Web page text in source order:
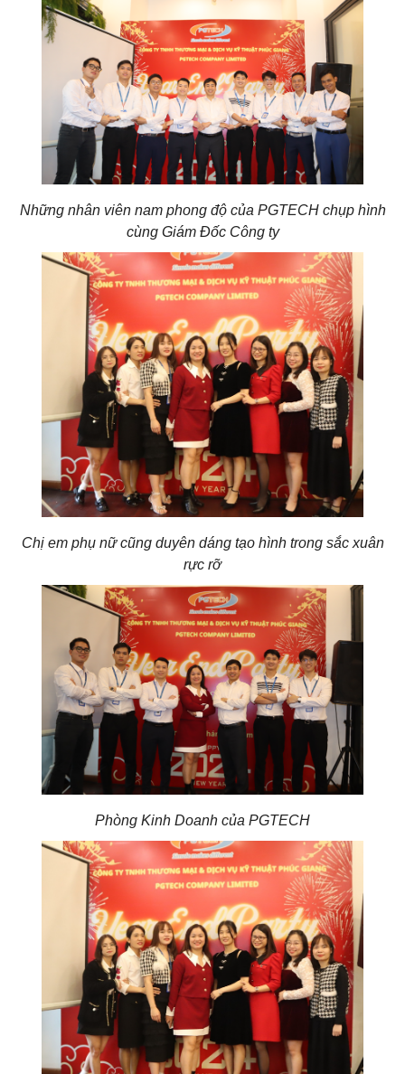
Những nhân viên nam phong độ của PGTECH chụp hình
cùng Giám Đốc Công ty
Chị em phụ nữ cũng duyên dáng tạo hình trong sắc xuân
rực rỡ
Phòng Kinh Doanh của PGTECH